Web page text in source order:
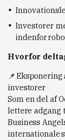
Investorer
indenfor
Hvorfor
📌
investorer
Som en del af
lettere adgang
Business
internationale